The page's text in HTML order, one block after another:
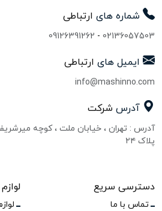
شماره های ارتباطی
02136057503
-
09126391262
ایمیل های ارتباطی
info@mashinno.com
آدرس شرکت
آدرس : تهران ، خیابان ملت ، کوچه
پلاک ۲۴
دسترسی سریع
تماس با ما